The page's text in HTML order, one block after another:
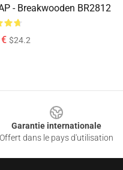
- Breakwooden BR2812
$24.2
Garantie internationale
Offert dans le pays d'utilisation